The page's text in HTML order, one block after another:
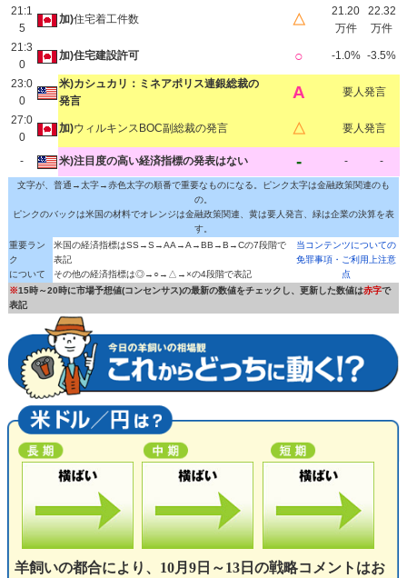
21:1
5
加)住宅着工件数 △
21.20
万件
22.32
万件
21:3
0
加)住宅建設許可 ○ -1.0% -3.5%
23:0
0
米)カシュカリ：ミネアポリス連銀総裁の
発言
A 要人発言
27:0
0
加)ウィルキンスBOC副総裁の発言 △ 要人発言
- 米)注目度の高い経済指標の発表はない - - -
文字が、普通→太字→赤色太字の順番で重要なものになる。ピンク太字は金融政策関連のも
の。
ピンクのバックは米国の材料でオレンジは金融政策関連、黄は要人発言、緑は企業の決算を表
す。
重要ラン
ク
について
米国の経済指標はSS→S→AA→A→BB→B→Cの7段階で
表記
その他の経済指標は◎→○→△→×の4段階で表記
当コンテンツについての
免罪事項・ご利用上注意
点
※15時～20時に市場予想値(コンセンサス)の最新の数値をチェックし、更新した数値は赤字で
表記
羊飼いの都合により、10月9日～13日の戦略コメントはお